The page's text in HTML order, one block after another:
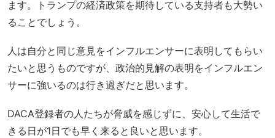
ます。トランプの経済政策を期待している支持者も大勢い
ることでしょう。
人は自分と同じ意見をインフルエンサーに表明してもらい
たいと思うものですが、政治的見解の表明をインフルエン
サーに強いるのは行き過ぎだと思います。
DACA登録者の人たちが脅威を感じずに、安心して生活で
きる日が1日でも早く来ると良いと思います。